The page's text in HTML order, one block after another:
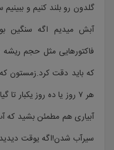
گلدون رو بلند کنیم و
آبش میدیم اگه سنگین
فاکتورهایی مثل حجم ریشه
که باید دقت کرد.زمستون که
هر ۷ روز یا ده روز
آبیاری هم مطمئن بشید که
سیرآب شدن!اگه یوقت